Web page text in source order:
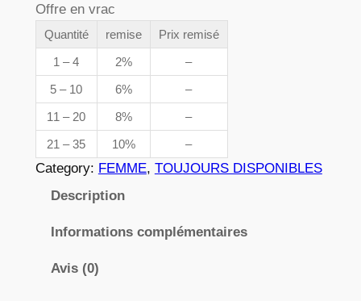
e
p
r
i
x
,
n
t
0
Offre en vrac
Quantité remise
Prix remisé
1 – 4
2%
–
5 – 10
6%
–
11 – 20
8%
–
21 – 35
10% –
Category: FEMME, TOUJOURS DISPONIBLES
Description
Informations complémentaires
Avis (0)